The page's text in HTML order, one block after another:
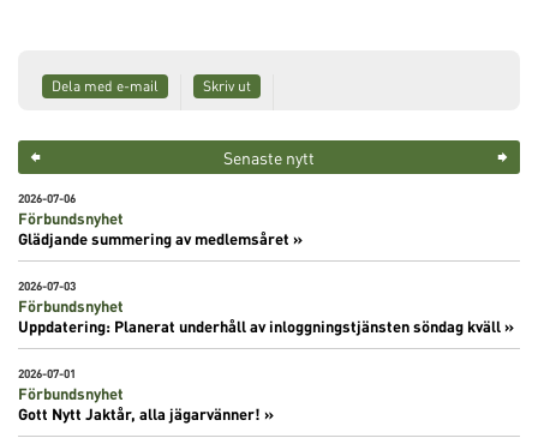
Dela med e-mail Skriv ut
Senaste nytt
2026-07-06
Förbundsnyhet
Glädjande summering av medlemsåret »
2026-07-03
Förbundsnyhet
Uppdatering: Planerat underhåll av inloggningstjänsten söndag kväll »
2026-07-01
Förbundsnyhet
Gott Nytt Jaktår, alla jägarvänner! »